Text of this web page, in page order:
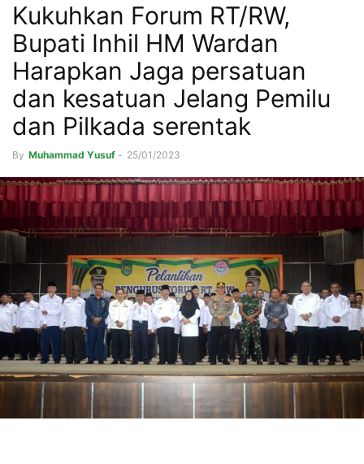
Kukuhkan Forum RT/RW,
Bupati Inhil HM Wardan
Harapkan Jaga persatuan
dan kesatuan Jelang Pemilu
dan Pilkada serentak
By Muhammad Yusuf - 25/01/2023